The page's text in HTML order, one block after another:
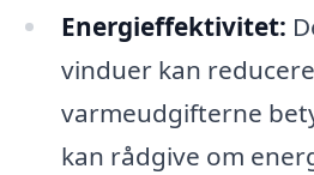
Energieffektivitet:
vinduer kan reducere
varmeudgifterne
kan rådgive om